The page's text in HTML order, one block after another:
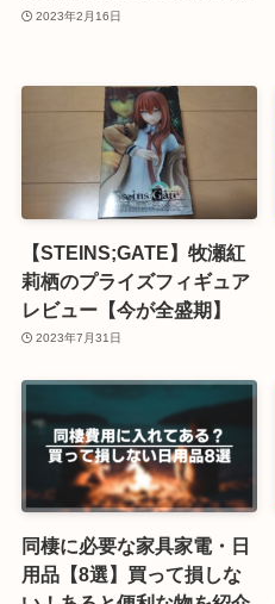
2023年2月16日
【STEINS;GATE】牧瀬紅
莉栖のプライズフィギュア
レビュー【今が全盛期】
2023年7月31日
同棲に必要な家具家電・日
用品【8選】買って損しな